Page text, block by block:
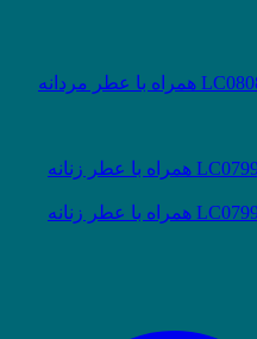
ساعت مردانه لی کوپر مدل LC08087.340 همراه با عطر مردانه